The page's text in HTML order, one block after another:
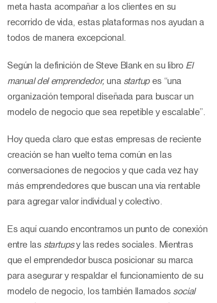
meta hasta acompañar a los clientes en su
recorrido de vida, estas plataformas nos ayudan a
todos de manera excepcional.
Según la definición de Steve Blank en su libro El
manual del emprendedor, una startupes “una
organización temporal diseñada para buscar un
modelo de negocio que sea repetible y escalable”.
Hoy queda claro que estas empresas de reciente
creación se han vuelto tema común en las
conversaciones de negocios y que cada vez hay
más emprendedores que buscan una vía rentable
para agregar valor individual y colectivo.
Es aquí cuando encontramos un punto de conexión
entre las startupsy las redes sociales. Mientras
que el emprendedor busca posicionar su marca
para asegurar y respaldar el funcionamiento de su
modelo de negocio, los también llamados social